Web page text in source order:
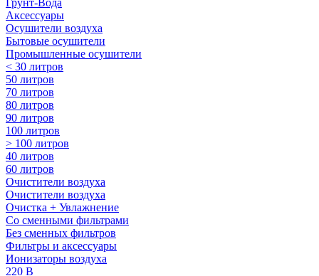
Грунт-Вода
Аксессуары
Осушители воздуха
Бытовые осушители
Промышленные осушители
< 30 литров
50 литров
70 литров
80 литров
90 литров
100 литров
> 100 литров
40 литров
60 литров
Очистители воздуха
Очистители воздуха
Очистка + Увлажнение
Cо сменными фильтрами
Без сменных фильтров
Фильтры и аксессуары
Ионизаторы воздуха
220 В